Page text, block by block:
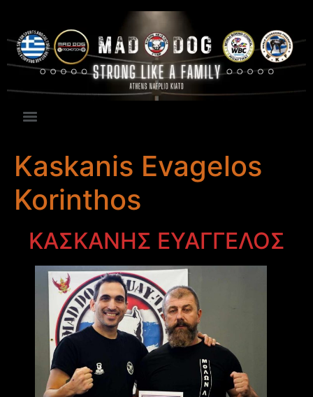
Kaskanis Evagelos
Korinthos
ΚΑΣΚΑΝΗΣ ΕΥΑΓΓΕΛΟΣ